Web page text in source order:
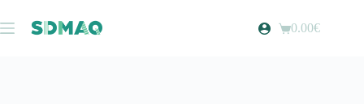
para
o
Carrinho
0.00€